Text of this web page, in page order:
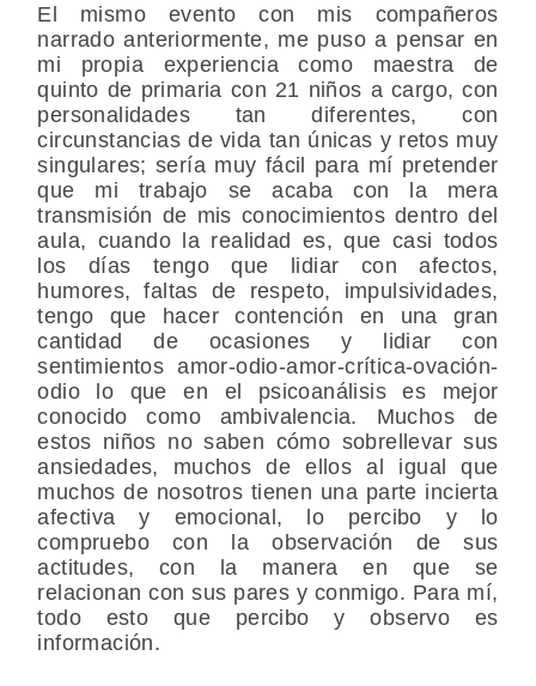
El mismo evento con mis compañeros
narrado anteriormente, me puso a pensar en
mi propia experiencia como maestra de
quinto de primaria con 21 niños a cargo, con
personalidades tan diferentes, con
circunstancias de vida tan únicas y retos muy
singulares; sería muy fácil para mí pretender
que mi trabajo se acaba con la mera
transmisión de mis conocimientos dentro del
aula, cuando la realidad es, que casi todos
los días tengo que lidiar con afectos,
humores, faltas de respeto, impulsividades,
tengo que hacer contención en una gran
cantidad de ocasiones y lidiar con
sentimientos amor-odio-amor-crítica-ovación-
odio lo que en el psicoanálisis es mejor
conocido como ambivalencia. Muchos de
estos niños no saben cómo sobrellevar sus
ansiedades, muchos de ellos al igual que
muchos de nosotros tienen una parte incierta
afectiva y emocional, lo percibo y lo
compruebo con la observación de sus
actitudes, con la manera en que se
relacionan con sus pares y conmigo. Para mí,
todo esto que percibo y observo es
información.